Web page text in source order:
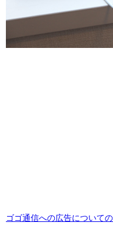
ゴゴ通信への広告について